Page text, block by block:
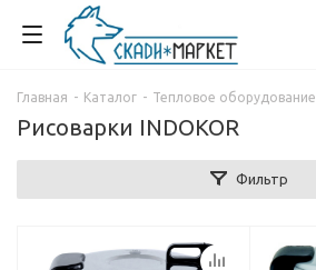
Главная - Каталог - Тепловое оборудование
Рисоварки INDOKOR
Фильтр